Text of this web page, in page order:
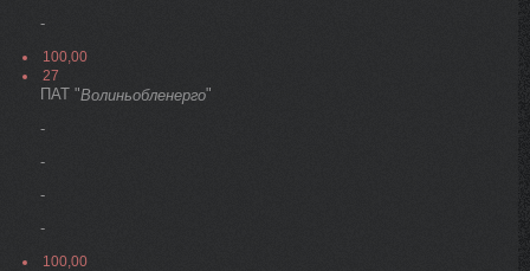
-
100,00
27
ПАТ "Волиньобленерго"
-
-
-
-
100,00